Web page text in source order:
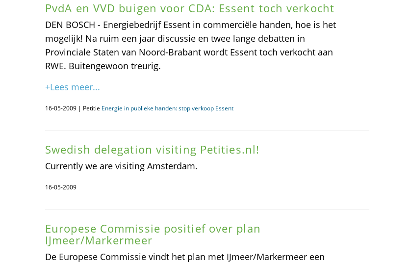
PvdA en VVD buigen voor CDA: Essent toch verkocht
DEN BOSCH - Energiebedrijf Essent in commerciële handen, hoe is het
mogelijk! Na ruim een jaar discussie en twee lange debatten in
Provinciale Staten van Noord-Brabant wordt Essent toch verkocht aan
RWE. Buitengewoon treurig.
+Lees meer...
16-05-2009 | Petitie Energie in publieke handen: stop verkoop Essent
Swedish delegation visiting Petities.nl!
Currently we are visiting Amsterdam.
16-05-2009
Europese Commissie positief over plan
IJmeer/Markermeer
De Europese Commissie vindt het plan met IJmeer/Markermeer een